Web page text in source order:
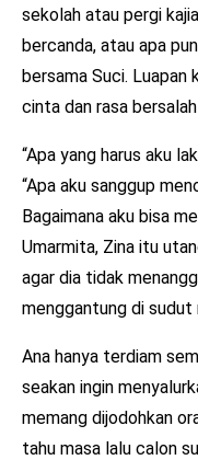
sekolah atau pergi
bercanda, atau apa
bersama Suci. Luapan
cinta dan rasa
“Apa yang harus aku
“Apa aku sanggup
Bagaimana aku bisa
Umarmita, Zina itu
agar dia tidak
menggantung di sudut
Ana hanya terdiam
seakan ingin
memang dijodohkan
tahu masa lalu calon